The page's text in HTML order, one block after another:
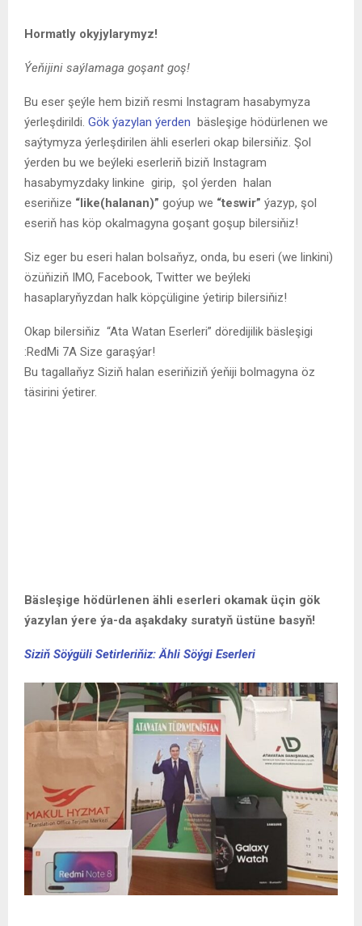
Hormatly okyjylarymyz!
Ýeňijini saýlamaga goşant goş!
Bu eser şeýle hem biziň resmi Instagram hasabymyza
ýerleşdirildi. Gök ýazylan ýerden bäsleşige hödürlenen we
saýtymyza ýerleşdirilen ähli eserleri okap bilersiňiz. Şol
ýerden bu we beýleki eserleriň biziň Instagram
hasabymyzdaky linkine girip, şol ýerden halan
eseriňize “like(halanan)” goýup we “teswir” ýazyp, şol
eseriň has köp okalmagyna goşant goşup bilersiňiz!
Siz eger bu eseri halan bolsaňyz, onda, bu eseri (we linkini)
özüňiziň IMO, Facebook, Twitter we beýleki
hasaplaryňyzdan halk köpçüligine ýetirip bilersiňiz!
Okap bilersiňiz “Ata Watan Eserleri” döredijilik bäsleşigi
:RedMi 7A Size garaşýar!
Bu tagallaňyz Siziň halan eseriňiziň ýeňiji bolmagyna öz
täsirini ýetirer.
Bäsleşige hödürlenen ähli eserleri okamak üçin gök
ýazylan ýere ýa-da aşakdaky suratyň üstüne basyň!
Siziň Söýgüli Setirleriňiz: Ähli Söýgi Eserleri